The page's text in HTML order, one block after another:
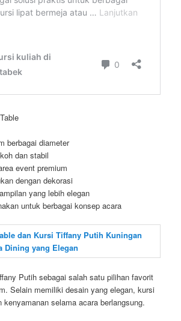
berbagai diameter
dan stabil
event premium
dengan dekorasi
yang lebih elegan
untuk berbagai konsep acara
Putih sebagai salah satu pilihan favorit
Selain memiliki desain yang elegan, kursi
kenyamanan selama acara berlangsung.